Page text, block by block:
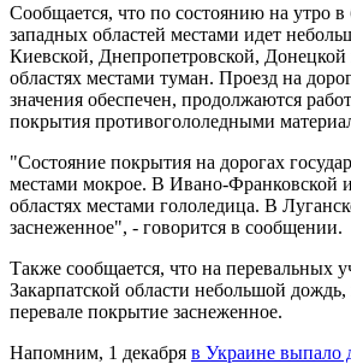
Сообщается, что по состоянию на утро
западных областей местами идет
Киевской, Днепропетровской, Донецкой
областях местами туман. Проезд на
значения обеспечен, продолжаются
покрытия противогололедными
"Состояние покрытия на дорогах
местами мокрое. В Ивано-Франковской
областях местами гололедица. В
заснеженное", - говорится в сообщении.
Также сообщается, что на перевальных
Закарпатской области небольшой
перевале покрытие заснеженное.
Напомним, 1 декабря в Украине выпало